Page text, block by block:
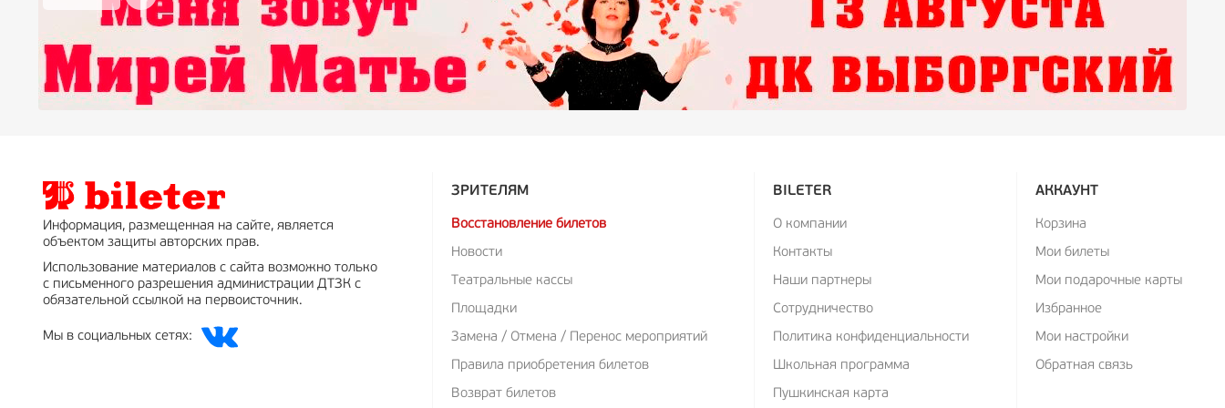
Информация, размещенная на сайте, является
объектом защиты авторских прав.
Использование материалов с сайта возможно только
с письменного разрешения администрации ДТЗК с
обязательной ссылкой на первоисточник.
Мы в социальных сетях:
ЗРИТЕЛЯМ
Восстановление билетов
Новости
Театральные кассы
Площадки
Замена / Отмена / Перенос мероприятий
Правила приобретения билетов
Возврат билетов
BILETER
О компании
Контакты
Наши партнеры
Сотрудничество
Политика конфиденциальности
Школьная программа
Пушкинская карта
АККАУНТ
Корзина
Мои билеты
Мои подарочные карты
Избранное
Мои настройки
Обратная связь